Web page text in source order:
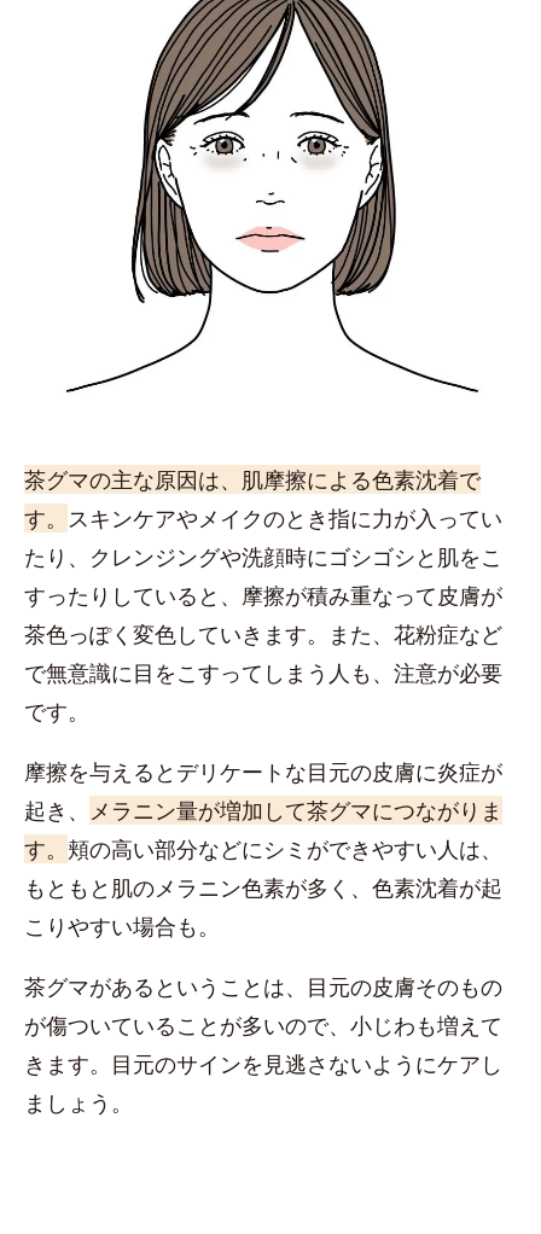
茶グマの主な原因は、肌摩擦による色素沈着で
す。 スキンケアやメイクのとき指に力が入ってい
たり、クレンジングや洗顔時にゴシゴシと肌をこ
すったりしていると、摩擦が積み重なって皮膚が
茶色っぽく変色していきます。また、花粉症など
で無意識に目をこすってしまう人も、注意が必要
です。
摩擦を与えるとデリケートな目元の皮膚に炎症が
起き、 メラニン量が増加して茶グマにつながりま
す。 頬の高い部分などにシミができやすい人は、
もともと肌のメラニン色素が多く、色素沈着が起
こりやすい場合も。
茶グマがあるということは、目元の皮膚そのもの
が傷ついていることが多いので、小じわも増えて
きます。目元のサインを見逃さないようにケアし
ましょう。